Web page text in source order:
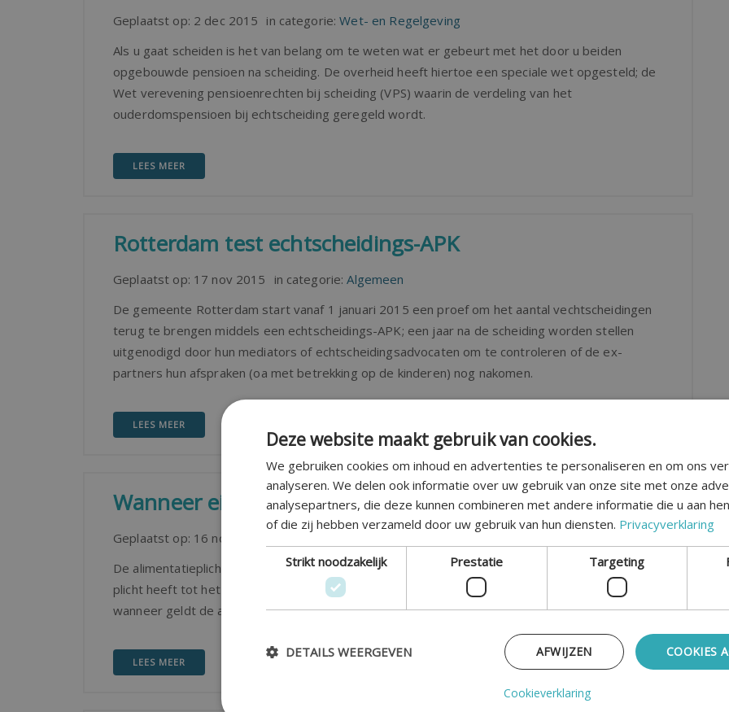
Geplaatst op: 2 dec 2015 in categorie:Wet- en Regelgeving
Als u gaat scheiden is het van belang om te weten wat er gebeurt met het door u beiden
opgebouwde pensioen na scheiding. De overheid heeft hiertoe een speciale wet opgesteld; de
Wet verevening pensioenrechten bij scheiding (VPS) waarin de verdeling van het
ouderdomspensioen bij echtscheiding geregeld wordt.
LEES MEER
Rotterdam test echtscheidings-APK
Geplaatst op: 17 nov 2015 in categorie:Algemeen
De gemeente Rotterdam start vanaf 1 januari 2015 een proef om het aantal vechtscheidingen
terug te brengen middels een echtscheidings-APK; een jaar na de scheiding worden stellen
uitgenodigd door hun mediators of echtscheidingsadvocaten om te controleren of de ex-
partners hun afspraken (oa met betrekking op de kinderen) nog nakomen.
LEES MEER
Wanneer eindigt de alimentatieplicht
Geplaatst op: 16 nov 2015 in categorie:
De alimentatieplicht ontstaat na een echtscheiding, waarbij de meest verdienende partner een
plicht heeft tot het betalen van alimentatie aan de minst verdienende partner. Maar tot
wanneer geldt de alimentatieplicht?
LEES MEER
Deze website maakt gebruik van cookies.
We gebruiken cookies om inhoud en advertenties te personaliseren en om ons
analyseren. We delen ook informatie over uw gebruik van onze site met onze
analysepartners, die deze kunnen combineren met andere informatie die u aan
of die zij hebben verzameld door uw gebruik van hun diensten. Privacyverklaring
Strikt noodzakelijk Prestatie Targeting
COOKIES
AFWIJZEN
DETAILS WEERGEVEN
Cookieverklaring